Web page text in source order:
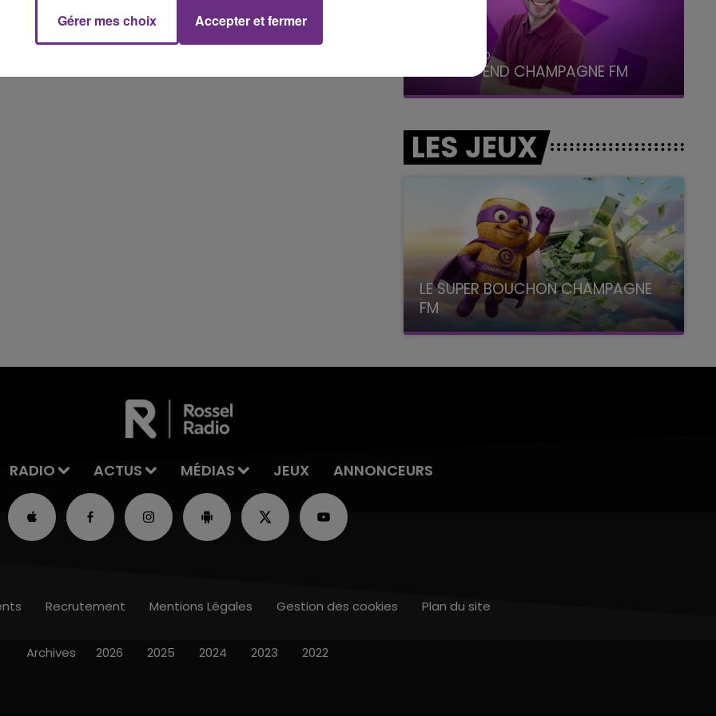
LE WEEK-END CHAMPAGNE FM LE WEEK-END CHAMPAGNE FM
LES JEUX
LE SUPER BOUCHON CHAMPAGNE
FM
avec La Famille Champagne FM, à 8H10
RADIO ACTUS MÉDIAS JEUX ANNONCEURS
Recrutement Mentions Légales Gestion des cookies Plan du site
Archives 2026 2025 2024 2023 2022
Gérer mes choix Accepter et fermer